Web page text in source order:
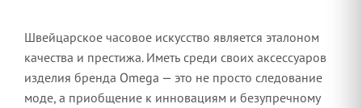
Швейцарское часовое искусство является эталоном
качества и престижа. Иметь среди своих аксессуаров
изделия бренда Omega — это не просто следование
моде, а приобщение к инновациям и безупречному